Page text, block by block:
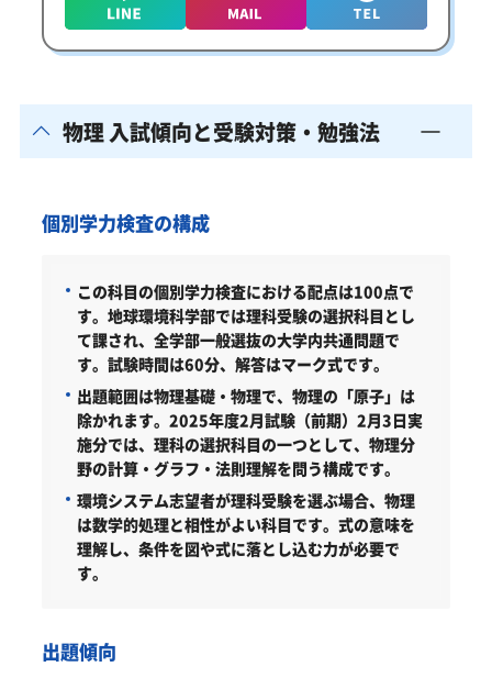
物理 入試傾向と受験対策・勉強法
個別学力検査の構成
この科目の個別学力検査における配点は100点で
す。地球環境科学部では理科受験の選択科目とし
て課され、全学部一般選抜の大学内共通問題で
す。試験時間は60分、解答はマーク式です。
出題範囲は物理基礎・物理で、物理の「原子」は
除かれます。2025年度2月試験（前期）2月3日実
施分では、理科の選択科目の一つとして、物理分
野の計算・グラフ・法則理解を問う構成です。
環境システム志望者が理科受験を選ぶ場合、物理
は数学的処理と相性がよい科目です。式の意味を
理解し、条件を図や式に落とし込む力が必要で
す。
出題傾向